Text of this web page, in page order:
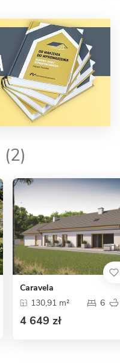
(2)
Caravela
130,91 m²
6
4 649 zł